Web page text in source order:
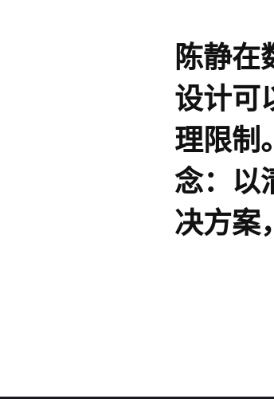
陈静在
设计可
理限制
念：以
决方案